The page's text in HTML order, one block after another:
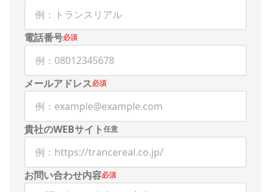
電話番号必須
メールアドレス必須
貴社のWEBサイト任意
お問い合わせ内容必須